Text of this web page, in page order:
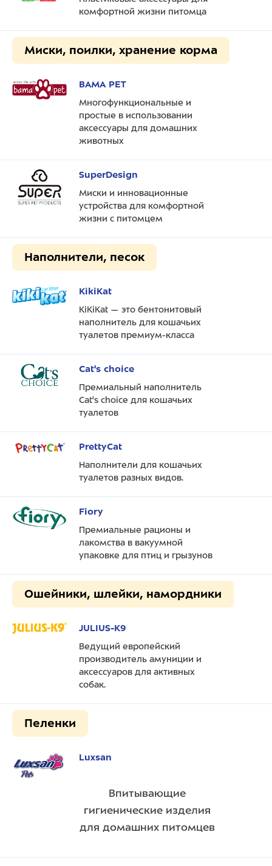
комфортной жизни питомца
Миски, поилки, хранение корма
BAMA PET
Многофункциональные и
простые в использовании
аксессуары для домашних
животных
SuperDesign
Миски и инновационные
устройства для комфортной
жизни с питомцем
Наполнители, песок
KikiKat
KiKiKat — это бентонитовый
наполнитель для кошачьих
туалетов премиум-класса
Cat's choice
Премиальный наполнитель
Cat's choice для кошачьих
туалетов
PrettyCat
Наполнители для кошачьих
туалетов разных видов.
Fiory
Премиальные рационы и
лакомства в вакуумной
упаковке для птиц и грызунов
Ошейники, шлейки, намордники
JULIUS-K9
Ведущий европейский
производитель амуниции и
аксессуаров для активных
собак.
Пеленки
Luxsan
Впитывающие
гигиенические изделия
для домашних питомцев